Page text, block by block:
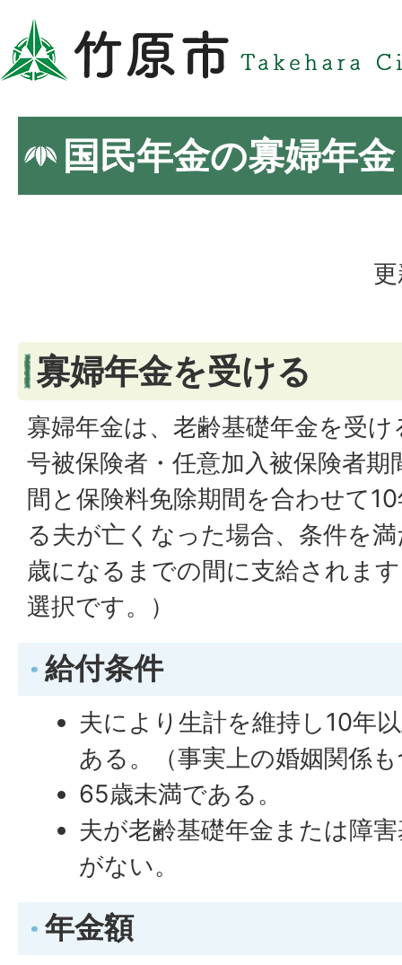
国民年金の寡婦年金
寡婦年金を受ける
寡婦年金は、老齢基礎年金を受
号被保険者・任意加入被保険者
間と保険料免除期間を合わせて
る夫が亡くなった場合、条件を
歳になるまでの間に支給されま
選択です。）
給付条件
夫により生計を維持し10年
ある。（事実上の婚姻関係
65歳未満である。
夫が老齢基礎年金または障
がない。
年金額